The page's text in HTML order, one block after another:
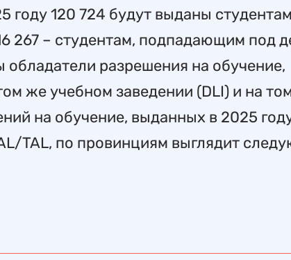
году 120 724 будут выданы
267 – студентам, подпадающим под
разрешения на обучение,
же учебном заведении (DLI) и на
на обучение, выданных в 2025
TAL, по провинциям выглядит